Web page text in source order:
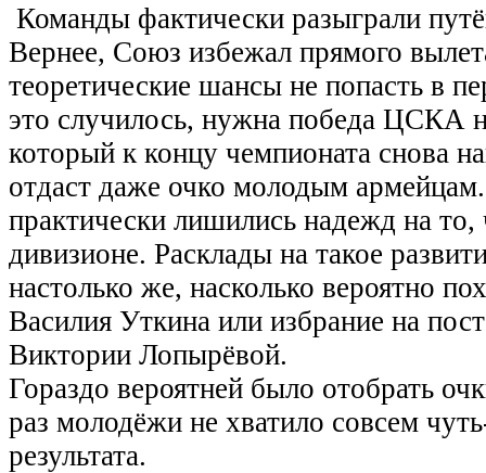
Команды фактически разыграли
Вернее, Союз избежал прямого
теоретические шансы не попасть в
это случилось, нужна победа
который к концу чемпионата снова
отдаст даже очко молодым
практически лишились надежд на то,
дивизионе. Расклады на такое
настолько же, насколько вероятно
Василия Уткина или избрание на
Виктории Лопырёвой.
Гораздо вероятней было отобрать
раз молодёжи не хватило совсем
результата.